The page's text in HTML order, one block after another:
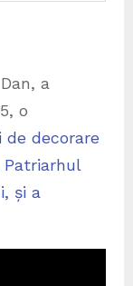
a
o
de decorare
și a